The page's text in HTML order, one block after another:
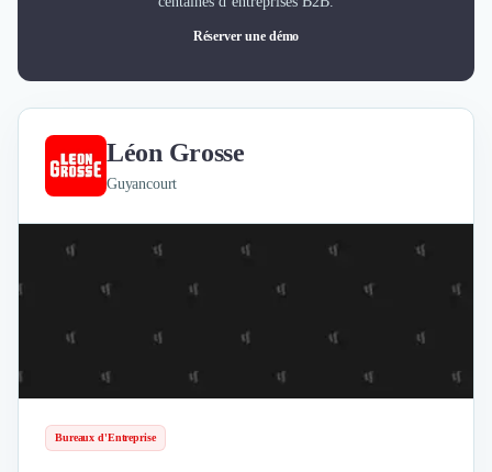
Réserver une démo
Léon Grosse
Guyancourt
Bureaux d'Entreprise